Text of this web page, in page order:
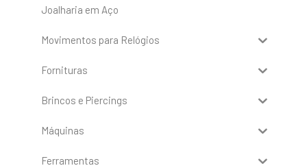
Joalharia em Aço
Movimentos para Relógios
Fornituras
Brincos e Piercings
Máquinas
Ferramentas